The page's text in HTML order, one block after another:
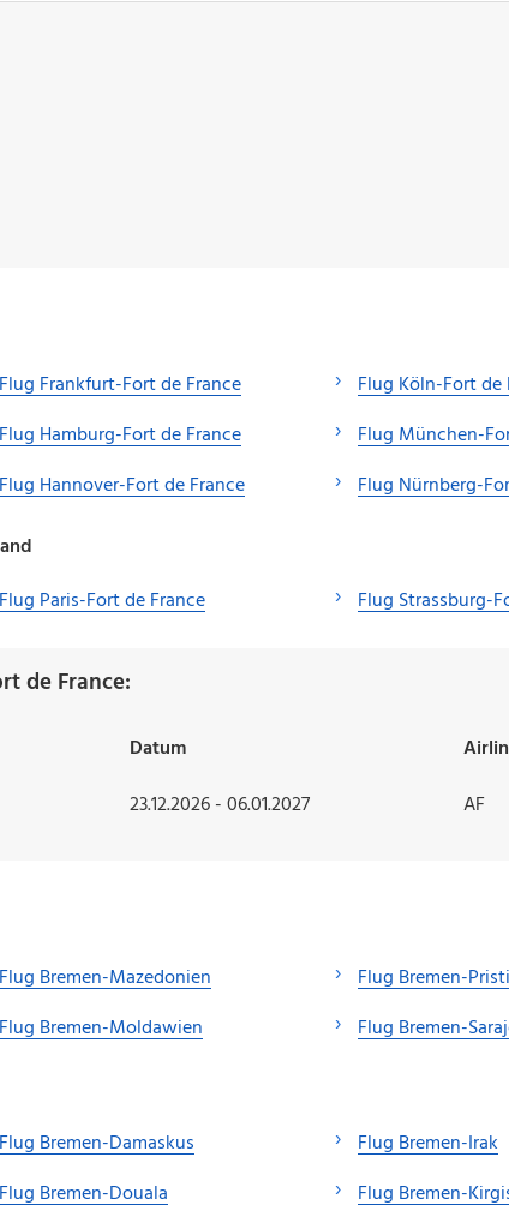
Flug Frankfurt-Fort de France
Flug Hamburg-Fort de France
Flug Hannover-Fort de France
Flug Köln-Fort de
Flug München-
Flug Nürnberg-
Flug Paris-Fort de France Flug Strassburg-
de France:
Datum
23.12.2026 - 06.01.2027 AF
Flug Bremen-Mazedonien
Flug Bremen-Moldawien
Flug Bremen-
Flug Bremen-
Flug Bremen-Damaskus
Flug Bremen-Douala
Flug Bremen-Irak
Flug Bremen-